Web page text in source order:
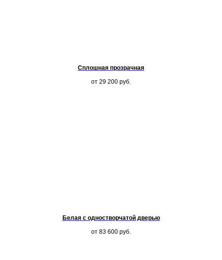
Сплошная прозрачная
от 29 200 руб.
Белая с одностворчатой дверью
от 83 600 руб.